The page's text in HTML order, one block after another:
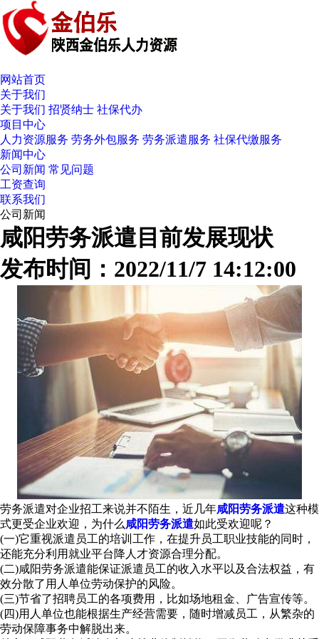
网站首页
关于我们
关于我们 招贤纳士 社保代办
项目中心
人力资源服务 劳务外包服务 劳务派遣服务 社保代缴服务
新闻中心
公司新闻 常见问题
工资查询
联系我们
公司新闻
咸阳劳务派遣目前发展现状
发布时间：2022/11/7 14:12:00
劳务派遣对企业招工来说并不陌生，近几年咸阳劳务派遣这种模
式更受企业欢迎，为什么 咸阳劳务派遣如此受欢迎呢？
(一)它重视派遣员工的培训工作，在提升员工职业技能的同时，
还能充分利用就业平台降人才资源合理分配。
(二)咸阳劳务派遣能保证派遣员工的收入水平以及合法权益，有
效分散了用人单位劳动保护的风险。
(三)节省了招聘员工的各项费用，比如场地租金、广告宣传等。
(四)用人单位也能根据生产经营需要，随时增减员工，从繁杂的
劳动保障事务中解脱出来。